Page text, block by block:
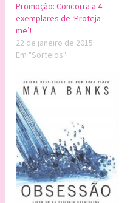
Promoção: Concorra a 4
exemplares de ‘Proteja-
me’!
22 de janeiro de 2015
Em "Sorteios"